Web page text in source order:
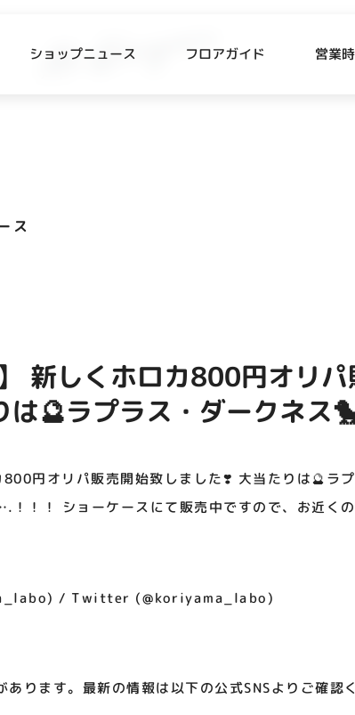
ショップニュース フロアガイド 営業
出店募集
募集
呪
店
カ
お
で
ヨ
間
プ
8F
ス
新しくホロカ800円オリ
は🔮ラプラス・ダークネス
タッフまでお声掛けくださ
800円オリパ販売開始致しました❣️ 大当たりは🔮ラ
！！ ショーケースにて販売中ですので、お近く
/ Twitter (@koriyama_labo)
ります。最新の情報は以下の公式SNSよりご確認く